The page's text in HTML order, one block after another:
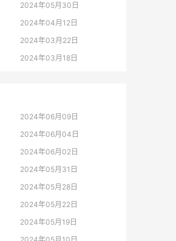
2024年05月30日
2024年04月12日
2024年03月22日
2024年03月18日
2024年06月09日
2024年06月04日
2024年06月02日
2024年05月31日
2024年05月28日
2024年05月22日
2024年05月19日